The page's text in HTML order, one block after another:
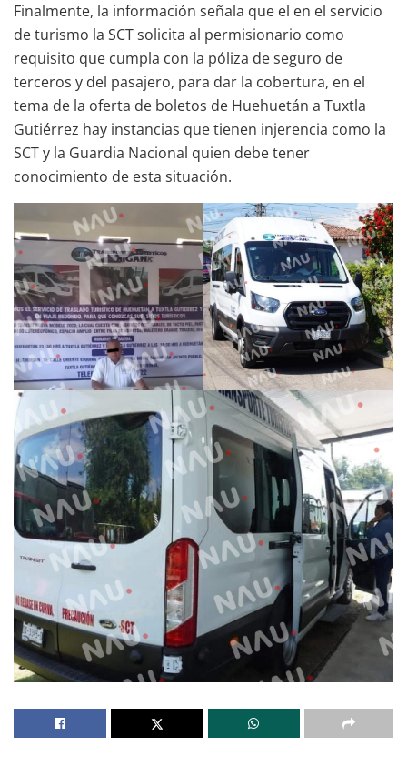
Finalmente, la información señala que el en el servicio
de turismo la SCT solicita al permisionario como
requisito que cumpla con la póliza de seguro de
terceros y del pasajero, para dar la cobertura, en el
tema de la oferta de boletos de Huehuetán a Tuxtla
Gutiérrez hay instancias que tienen injerencia como la
SCT y la Guardia Nacional quien debe tener
conocimiento de esta situación.